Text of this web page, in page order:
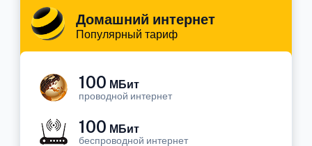
Домашний интернет
Популярный тариф
100 МБит
проводной интернет
100 МБит
беспроводной интернет